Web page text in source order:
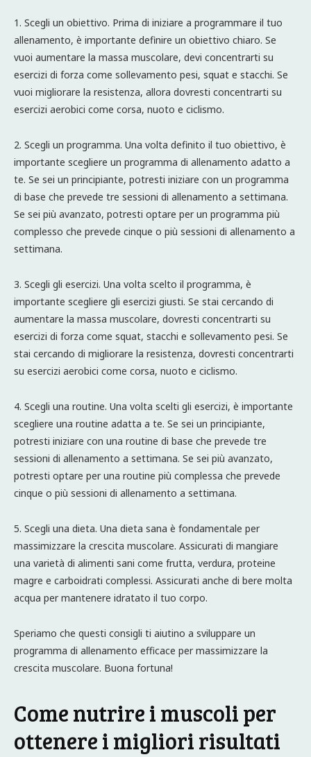
1. Scegli un obiettivo. Prima di iniziare a programmare il tuo
allenamento, è importante definire un obiettivo chiaro. Se
vuoi aumentare la massa muscolare, devi concentrarti su
esercizi di forza come sollevamento pesi, squat e stacchi. Se
vuoi migliorare la resistenza, allora dovresti concentrarti su
esercizi aerobici come corsa, nuoto e ciclismo.
2. Scegli un programma. Una volta definito il tuo obiettivo, è
importante scegliere un programma di allenamento adatto a
te. Se sei un principiante, potresti iniziare con un programma
di base che prevede tre sessioni di allenamento a settimana.
Se sei più avanzato, potresti optare per un programma più
complesso che prevede cinque o più sessioni di allenamento a
settimana.
3. Scegli gli esercizi. Una volta scelto il programma, è
importante scegliere gli esercizi giusti. Se stai cercando di
aumentare la massa muscolare, dovresti concentrarti su
esercizi di forza come squat, stacchi e sollevamento pesi. Se
stai cercando di migliorare la resistenza, dovresti concentrarti
su esercizi aerobici come corsa, nuoto e ciclismo.
4. Scegli una routine. Una volta scelti gli esercizi, è importante
scegliere una routine adatta a te. Se sei un principiante,
potresti iniziare con una routine di base che prevede tre
sessioni di allenamento a settimana. Se sei più avanzato,
potresti optare per una routine più complessa che prevede
cinque o più sessioni di allenamento a settimana.
5. Scegli una dieta. Una dieta sana è fondamentale per
massimizzare la crescita muscolare. Assicurati di mangiare
una varietà di alimenti sani come frutta, verdura, proteine
magre e carboidrati complessi. Assicurati anche di bere molta
acqua per mantenere idratato il tuo corpo.
Speriamo che questi consigli ti aiutino a sviluppare un
programma di allenamento efficace per massimizzare la
crescita muscolare. Buona fortuna!
Come nutrire i muscoli per
ottenere i migliori risultati